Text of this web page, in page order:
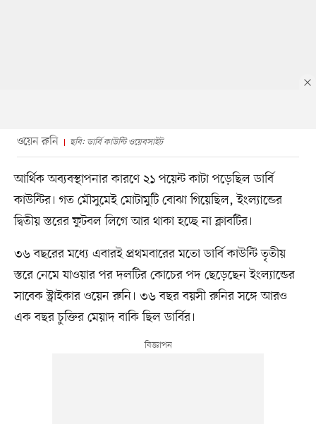
ওয়েন রুনি ছবি: ডার্বি কাউন্টি ওয়েবসাইট
আর্থিক অব্যবস্থাপনার কারণে ২১ পয়েন্ট কাটা পড়েছিল ডার্বি
কাউন্টির। গত মৌসুমেই মোটামুটি বোঝা গিয়েছিল, ইংল্যান্ডের
দ্বিতীয় স্তরের ফুটবল লিগে আর থাকা হচ্ছে না ক্লাবটির।
৩৬ বছরের মধ্যে এবারই প্রথমবারের মতো ডার্বি কাউন্টি তৃতীয়
স্তরে নেমে যাওয়ার পর দলটির কোচের পদ ছেড়েছেন ইংল্যান্ডের
সাবেক স্ট্রাইকার ওয়েন রুনি। ৩৬ বছর বয়সী রুনির সঙ্গে আরও
এক বছর চুক্তির মেয়াদ বাকি ছিল ডার্বির।